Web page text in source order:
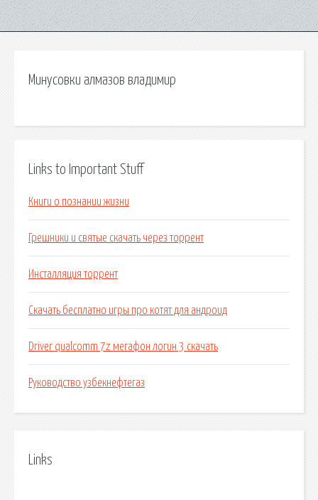
Минусовки алмазов владимир
Links to Important Stuff
Книги о познании жизни
Грешники и святые скачать через торрент
Инсталляция торрент
Скачать бесплатно игры про котят для андроид
Driver qualcomm 7z мегафон логин 3 скачать
Руководство узбекнефтегаз
Links